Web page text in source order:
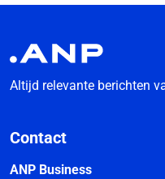
Altijd relevante berichten
Contact
ANP Business